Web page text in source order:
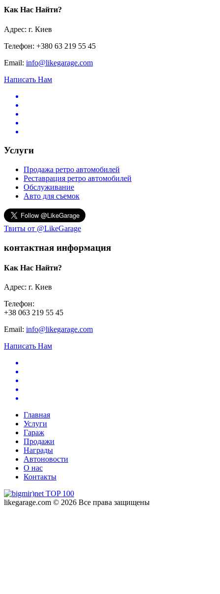
Как Нас Найти?
Адрес: г. Киев
Телефон: +380 63 219 55 45
Email: info@likegarage.com
Написать Нам
Услуги
Продажа ретро автомобилей
Реставрация ретро автомобилей
Обслуживание
Авто для съемок
Твиты от @LikeGarage
контактная информация
Как Нас Найти?
Адрес: г. Киев
Телефон:
+38 063 219 55 45
Email: info@likegarage.com
Написать Нам
Главная
Услуги
Гараж
Продажи
Награды
Автоновости
О нас
Контакты
likegarage.com © 2026 Все права защищены